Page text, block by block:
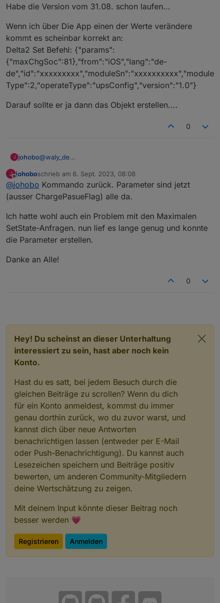
Habe die Version vom 31.08. schon laufen...
Wenn ich über Die App einen der Werte verändere
kommt es scheinbar korrekt an:
Delta2 Set Befehl: {"params":
{"maxChgSoc":81},"from":"iOS","lang":"de-
de","id":"xxxxxxxxx","moduleSn":"xxxxxxxxxx","module
Type":2,"operateType":"upsConfig","version":"1.0"}
Darauf sollte er ja dann das Objekt erstellen....
0
J johobo@waly_de
Wenn ich über Die App einen der Werte verändere
kommt es scheinbar korrekt an:
Delta2 Set Befehl: {"params":
{"maxChgSoc":81},"from":"iOS","lang":"de-
de","id":"xxxxxxxxx","moduleSn":"xxxxxxxxxx","module
Darauf sollte er ja dann das Objekt erstellen....
J
Offline
johoboschrieb am 6. Sept. 2023, 08:08
zuletzt editiert von
@johobo Kommando zurück. Parameter sind jetzt
(ausser ChargePasueFlag) alle da.
Ich hatte wohl auch ein Problem mit den Maximalen
SetState-Anfragen. nun lief es lange genug und konnte
die Parameter erstellen.
Danke an Alle!
0
Hey! Du scheinst an dieser Unterhaltung
interessiert zu sein, hast aber noch kein
Konto.
Hast du es satt, bei jedem Besuch durch die
gleichen Beiträge zu scrollen? Wenn du dich
für ein Konto anmeldest, kommst du immer
genau dorthin zurück, wo du zuvor warst, und
kannst dich über neue Antworten
benachrichtigen lassen (entweder per E-Mail
oder Push-Benachrichtigung). Du kannst auch
Lesezeichen speichern und Beiträge positiv
bewerten, um anderen Community-Mitgliedern
deine Wertschätzung zu zeigen.
Mit deinem Input könnte dieser Beitrag noch
besser werden 💗
Registrieren Anmelden